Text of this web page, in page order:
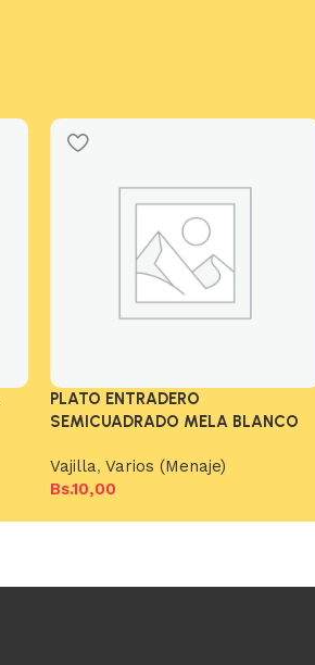
PLATO ENTRADERO
SEMICUADRADO MELA BLANCO
Vajilla,Varios (Menaje)
Bs.10,00
Añadir al carrito